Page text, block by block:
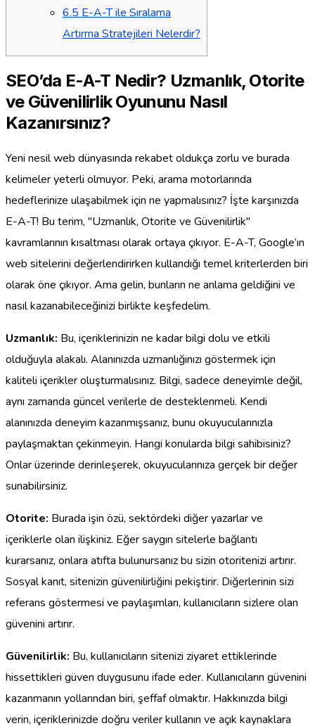
6.5 E-A-T ile Sıralama
Artırma Stratejileri Nelerdir?
SEO’da E-A-T Nedir? Uzmanlık, Otorite
ve Güvenilirlik Oyununu Nasıl
Kazanırsınız?
Yeni nesil web dünyasında rekabet oldukça zorlu ve burada
kelimeler yeterli olmuyor. Peki, arama motorlarında
hedeflerinize ulaşabilmek için ne yapmalısınız? İşte karşınızda
E-A-T! Bu terim, "Uzmanlık, Otorite ve Güvenilirlik"
kavramlarının kısaltması olarak ortaya çıkıyor. E-A-T, Google’ın
web sitelerini değerlendirirken kullandığı temel kriterlerden biri
olarak öne çıkıyor. Ama gelin, bunların ne anlama geldiğini ve
nasıl kazanabileceğinizi birlikte keşfedelim.
Uzmanlık: Bu, içeriklerinizin ne kadar bilgi dolu ve etkili
olduğuyla alakalı. Alanınızda uzmanlığınızı göstermek için
kaliteli içerikler oluşturmalısınız. Bilgi, sadece deneyimle değil,
aynı zamanda güncel verilerle de desteklenmeli. Kendi
alanınızda deneyim kazanmışsanız, bunu okuyucularınızla
paylaşmaktan çekinmeyin. Hangi konularda bilgi sahibisiniz?
Onlar üzerinde derinleşerek, okuyucularınıza gerçek bir değer
sunabilirsiniz.
Otorite: Burada işin özü, sektördeki diğer yazarlar ve
içeriklerle olan ilişkiniz. Eğer saygın sitelerle bağlantı
kurarsanız, onlara atıfta bulunursanız bu sizin otoritenizi artırır.
Sosyal kanıt, sitenizin güvenilirliğini pekiştirir. Diğerlerinin sizi
referans göstermesi ve paylaşımları, kullanıcıların sizlere olan
güvenini artırır.
Güvenilirlik: Bu, kullanıcıların sitenizi ziyaret ettiklerinde
hissettikleri güven duygusunu ifade eder. Kullanıcıların güvenini
kazanmanın yollarından biri, şeffaf olmaktır. Hakkınızda bilgi
verin, içeriklerinizde doğru veriler kullanın ve açık kaynaklara